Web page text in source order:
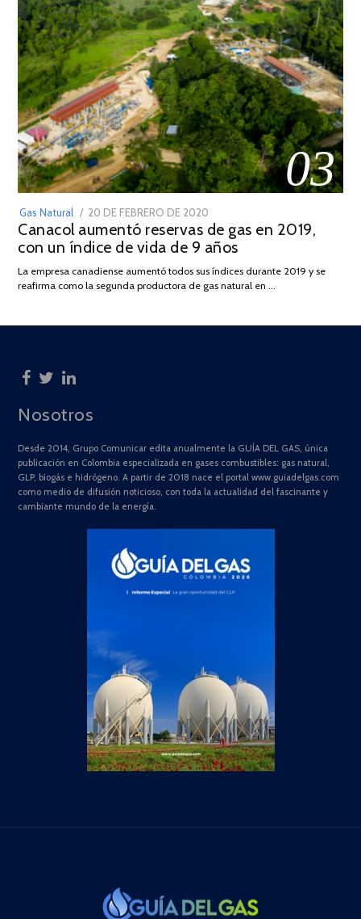
03
Gas Natural
POSTED
ON
20 DE FEBRERO DE 2020
DE
JULIO
2025
Canacol aumentó reservas de gas en 2019,
con un índice de vida de 9 años
La empresa canadiense aumentó todos sus índices durante 2019 y se
reafirma como la segunda productora de gas natural en …
Nosotros
Desde 2014, Grupo Comunicar edita anualmente la GUÍA DEL GAS, única
publicación en Colombia especializada en gases combustibles: gas natural,
GLP, biogás e hidrógeno. A partir de 2018 nace el portal www.guiadelgas.com
como medio de difusión noticioso, con toda la actualidad del fascinante y
cambiante mundo de la energía.